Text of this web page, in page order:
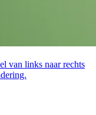
van links naar rechts